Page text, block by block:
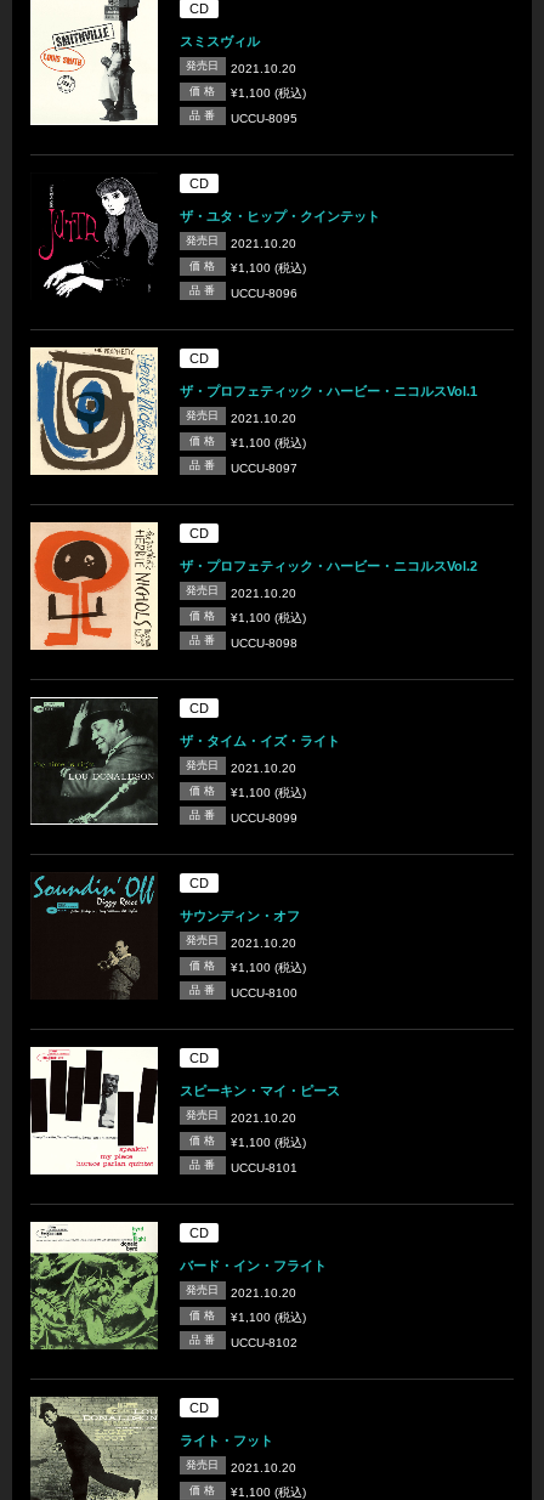
CD
スミスヴィル
発売日 2021.10.20
価 格 ¥1,100 (税込)
品 番 UCCU-8095
CD
ザ・ユタ・ヒップ・クインテット
発売日 2021.10.20
価 格 ¥1,100 (税込)
品 番 UCCU-8096
CD
ザ・プロフェティック・ハービー・ニコルスVol.1
発売日 2021.10.20
価 格 ¥1,100 (税込)
品 番 UCCU-8097
CD
ザ・プロフェティック・ハービー・ニコルスVol.2
発売日 2021.10.20
価 格 ¥1,100 (税込)
品 番 UCCU-8098
CD
ザ・タイム・イズ・ライト
発売日 2021.10.20
価 格 ¥1,100 (税込)
品 番 UCCU-8099
CD
サウンディン・オフ
発売日 2021.10.20
価 格 ¥1,100 (税込)
品 番 UCCU-8100
CD
スピーキン・マイ・ピース
発売日 2021.10.20
価 格 ¥1,100 (税込)
品 番 UCCU-8101
CD
バード・イン・フライト
発売日 2021.10.20
価 格 ¥1,100 (税込)
品 番 UCCU-8102
CD
ライト・フット
発売日 2021.10.20
価 格 ¥1,100 (税込)